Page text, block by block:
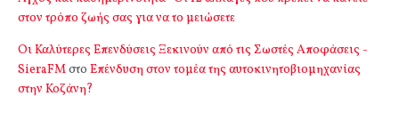
στον τρόπο ζωής σας για να το μειώσετε
Οι Καλύτερες Επενδύσεις Ξεκινούν από τις Σωστές Αποφάσεις -
SieraFMστο Επένδυση στον τομέα της αυτοκινητοβιομηχανίας
στην Κοζάνη?